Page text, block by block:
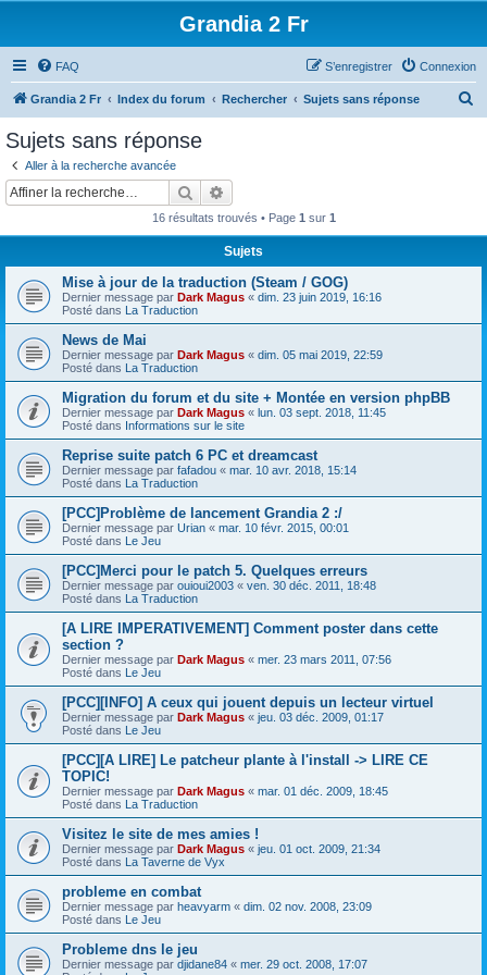
Grandia 2 Fr
FAQ Connexion
S’enregistrer
Grandia 2 Fr Index du forum Rechercher Sujets sans réponse
Sujets sans réponse
Aller à la recherche avancée
Rechercher
16 résultats trouvés • Page 1 sur 1
Sujets
Mise à jour de la traduction (Steam / GOG)
Dernier message par Dark Magus « dim. 23 juin 2019, 16:16
Posté dans La Traduction
News de Mai
Dernier message par Dark Magus « dim. 05 mai 2019, 22:59
Posté dans La Traduction
Migration du forum et du site + Montée en version phpBB
Dernier message par Dark Magus « lun. 03 sept. 2018, 11:45
Posté dans Informations sur le site
Reprise suite patch 6 PC et dreamcast
Dernier message par fafadou « mar. 10 avr. 2018, 15:14
Posté dans La Traduction
[PCC]Problème de lancement Grandia 2 :/
Dernier message par Urian « mar. 10 févr. 2015, 00:01
Posté dans Le Jeu
[PCC]Merci pour le patch 5. Quelques erreurs
Dernier message par ouioui2003 « ven. 30 déc. 2011, 18:48
Posté dans La Traduction
[A LIRE IMPERATIVEMENT] Comment poster dans cette
section ?
Dernier message par Dark Magus « mer. 23 mars 2011, 07:56
Posté dans Le Jeu
[PCC][INFO] A ceux qui jouent depuis un lecteur virtuel
Dernier message par Dark Magus « jeu. 03 déc. 2009, 01:17
Posté dans Le Jeu
[PCC][A LIRE] Le patcheur plante à l'install -> LIRE CE
TOPIC!
Dernier message par Dark Magus « mar. 01 déc. 2009, 18:45
Posté dans La Traduction
Visitez le site de mes amies !
Dernier message par Dark Magus « jeu. 01 oct. 2009, 21:34
Posté dans La Taverne de Vyx
probleme en combat
Dernier message par heavyarm « dim. 02 nov. 2008, 23:09
Posté dans Le Jeu
Probleme dns le jeu
Dernier message par djidane84 « mer. 29 oct. 2008, 17:07